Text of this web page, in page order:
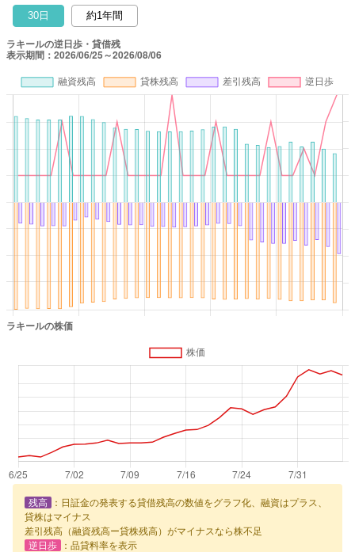
30日 約1年間
残高
：日証金の発表する貸借残高の数値をグラフ化、融資はプラス、
貸株はマイナス
差引残高（融資残高ー貸株残高）がマイナスなら株不足
逆日歩
：品貸料率を表示